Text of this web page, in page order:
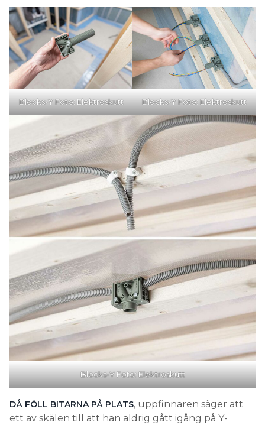
Blocks-Y Foto: Elektroskutt Blocks-Y Foto: Elektroskutt
Blocks-Y Foto: Elektroskutt
DÅ FÖLL BITARNA PÅ PLATS, uppfinnaren säger att
ett av skälen till att han aldrig gått igång på Y-